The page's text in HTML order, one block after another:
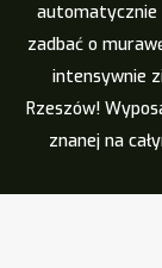
automatycznie
zadbać o
intensywnie
Rzeszów!
znanej na